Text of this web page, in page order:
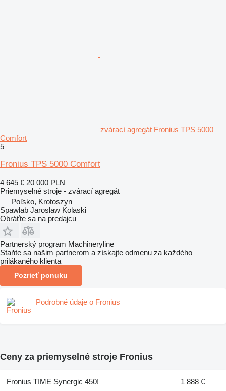
zvárací agregát Fronius TPS 5000
Comfort
5
Fronius TPS 5000 Comfort
4 645 € 20 000 PLN
Priemyselné stroje - zvárací agregát
Poľsko, Krotoszyn
Spawlab Jaroslaw Kolaski
Obráťte sa na predajcu
Partnerský program Machineryline
Staňte sa našim partnerom a získajte odmenu za každého
prilákaného klienta
Pozrieť ponuku
Podrobné údaje o Fronius
Ceny za priemyselné stroje Fronius
Fronius TIME Synergic 450! 1 888 €